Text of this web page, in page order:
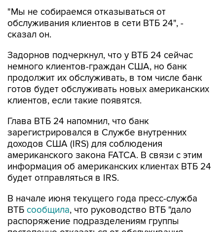
"Мы не собираемся отказываться от
обслуживания клиентов в сети ВТБ 24", -
сказал он.
Задорнов подчеркнул, что у ВТБ 24 сейчас
немного клиентов-граждан США, но банк
продолжит их обслуживать, в том числе банк
готов будет обслуживать новых американских
клиентов, если такие появятся.
Глава ВТБ 24 напомнил, что банк
зарегистрировался в Службе внутренних
доходов США (IRS) для соблюдения
американского закона FATCA. В связи с этим
информация об американских клиентах ВТБ 24
будет отправляться в IRS.
В начале июня текущего года пресс-служба
ВТБ сообщила, что руководство ВТБ "дало
распоряжение подразделениям группы